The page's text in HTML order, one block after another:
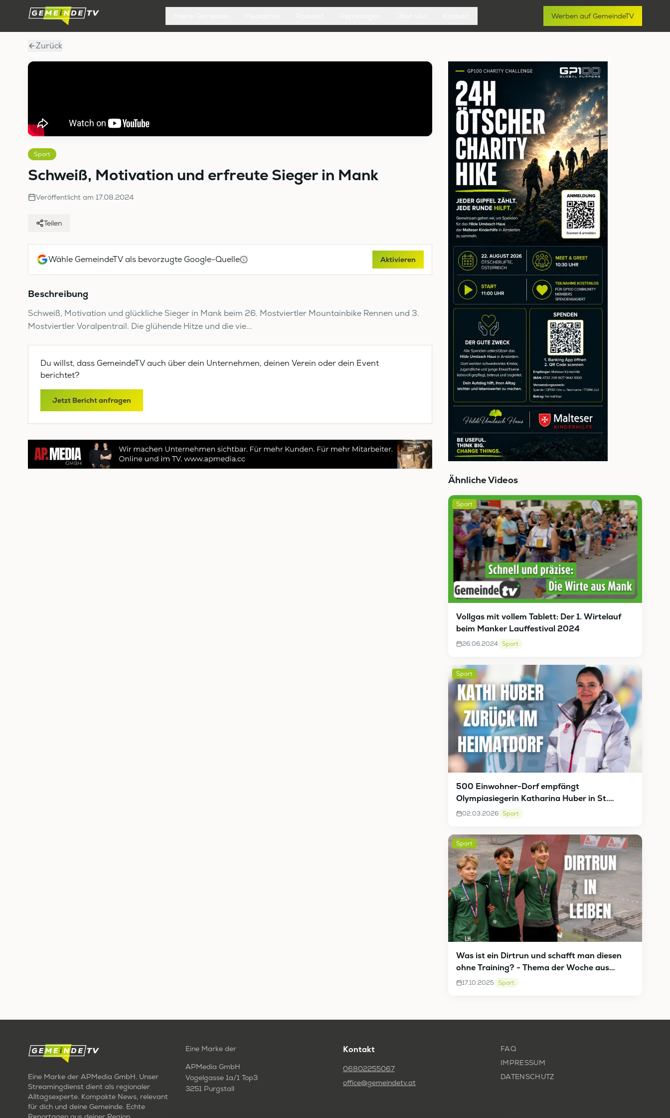
Werben auf GemeindeTV
Zurück
Sport
Schweiß, Motivation und erfreute Sieger in Mank
Veröffentlicht am 17.08.2024
Teilen
Wähle GemeindeTV als bevorzugte Google-Quelle Aktivieren
Beschreibung
Schweiß, Motivation und glückliche Sieger in Mank beim 26. Mostviertler Mountainbike Rennen und 3.
Mostviertler Voralpentrail. Die glühende Hitze und die vie...
Du willst, dass GemeindeTV auch über dein Unternehmen, deinen Verein oder dein Event
berichtet?
Jetzt Bericht anfragen
Ähnliche Videos
Sport
Vollgas mit vollem Tablett: Der 1. Wirtelauf
beim Manker Lauffestival 2024
26.06.2024 Sport
Sport
500 Einwohner-Dorf empfängt
Olympiasiegerin Katharina Huber in St.
Georgen am Reith
02.03.2026 Sport
Sport
Was ist ein Dirtrun und schafft man diesen
ohne Training? - Thema der Woche aus
Leiben
17.10.2025 Sport
Eine Marke der APMedia GmbH. Unser
Streamingdienst dient als regionaler
Alltagsexperte. Kompakte News, relevant
für dich und deine Gemeinde. Echte
Eine Marke der
APMedia GmbH
Vogelgasse 1a/1 Top3
3251 Purgstall
Kontakt
06802255067
office@gemeindetv.at
FAQ
IMPRESSUM
DATENSCHUTZ